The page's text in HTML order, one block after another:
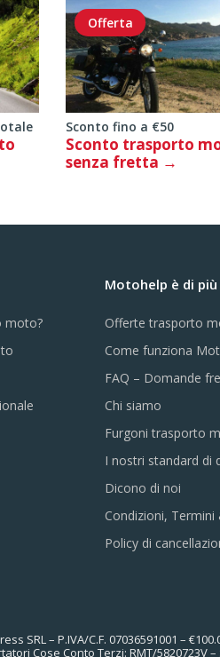
Offerta
Sconto fino a €50
Sconto trasporto
senza fretta
moto?
Motohelp è di più
Offerte trasporto
Come funziona
FAQ – Domande
Chi siamo
Furgoni trasporto
I nostri standard di
Dicono di noi
Condizioni, Termini
Policy di
SRL – P.IVA/C.F. 07036591001 –
Cose Conto Terzi: RMT/5820723V